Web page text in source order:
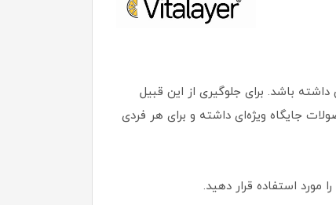
باشد. برای جلوگیری از این قبیل
جایگاه ویژه‌ای داشته و برای هر فردی